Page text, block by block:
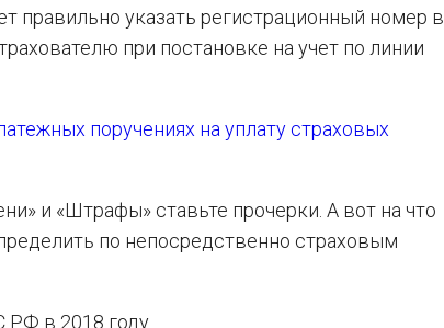
правильно указать регистрационный номер в
при постановке на учет по линии
поручениях на уплату страховых
и «Штрафы» ставьте прочерки. А вот на что
по непосредственно страховым
в 2018 году.